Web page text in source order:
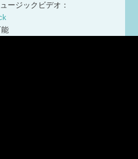
ージックビデオ：